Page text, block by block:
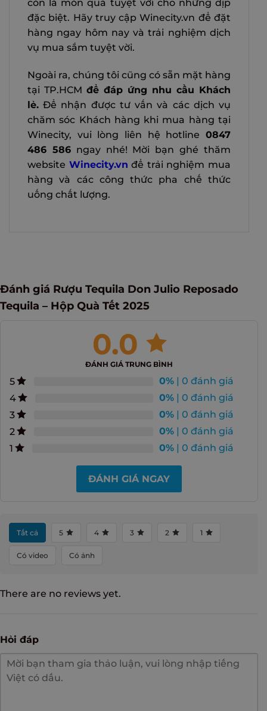
còn là món quà tuyệt vời cho những dịp
đặc biệt. Hãy truy cập Winecity.vn để đặt
hàng ngay hôm nay và trải nghiệm dịch
vụ mua sắm tuyệt vời.
Ngoài ra, chúng tôi cũng có sẵn mặt hàng
tại TP.HCM để đáp ứng nhu cầu Khách
lẻ. Để nhận được tư vấn và các dịch vụ
chăm sóc Khách hàng khi mua hàng tại
Winecity, vui lòng liên hệ hotline 0847
486 586ngay nhé! Mời bạn ghé thăm
website Winecity.vn để trải nghiệm mua
hàng và các công thức pha chế thức
uống chất lượng.
Đánh giá Rượu Tequila Don Julio Reposado
Tequila – Hộp Quà Tết 2025
0.0
ĐÁNH GIÁ TRUNG BÌNH
5 0% | 0 đánh giá
4
0% | 0 đánh giá
3
0% | 0 đánh giá
2
0% | 0 đánh giá
1
0% | 0 đánh giá
ĐÁNH GIÁ NGAY
Tất cả 5 4 3 2 1
Có video Có ảnh
There are no reviews yet.
Hỏi đáp